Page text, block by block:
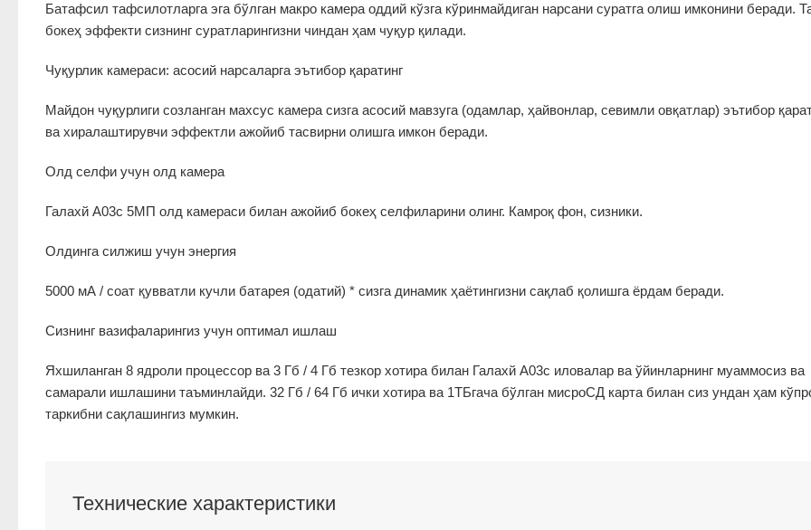
Батафсил тафсилотларга эга бўлган макро камера оддий кўзга кўринмайдиган нарсани суратга олиш имконини беради.
бокеҳ эффекти сизнинг суратларингизни чиндан ҳам чуқур қилади.
Чуқурлик камераси: асосий нарсаларга эътибор қаратинг
Майдон чуқурлиги созланган махсус камера сизга асосий мавзуга (одамлар, ҳайвонлар, севимли овқатлар) эътибор
ва хиралаштирувчи эффектли ажойиб тасвирни олишга имкон беради.
Олд селфи учун олд камера
Галахй А03с 5МП олд камераси билан ажойиб бокеҳ селфиларини олинг. Камроқ фон, сизники.
Олдинга силжиш учун энергия
5000 мА / соат қувватли кучли батарея (одатий) * сизга динамик ҳаётингизни сақлаб қолишга ёрдам беради.
Сизнинг вазифаларингиз учун оптимал ишлаш
Яхшиланган 8 ядроли процессор ва 3 Гб / 4 Гб тезкор хотира билан Галахй А03с иловалар ва ўйинларнинг муаммосиз ва
самарали ишлашини таъминлайди. 32 Гб / 64 Гб ички хотира ва 1ТБгача бўлган миcроСД карта билан сиз ундан ҳам
таркибни сақлашингиз мумкин.
Технические характеристики